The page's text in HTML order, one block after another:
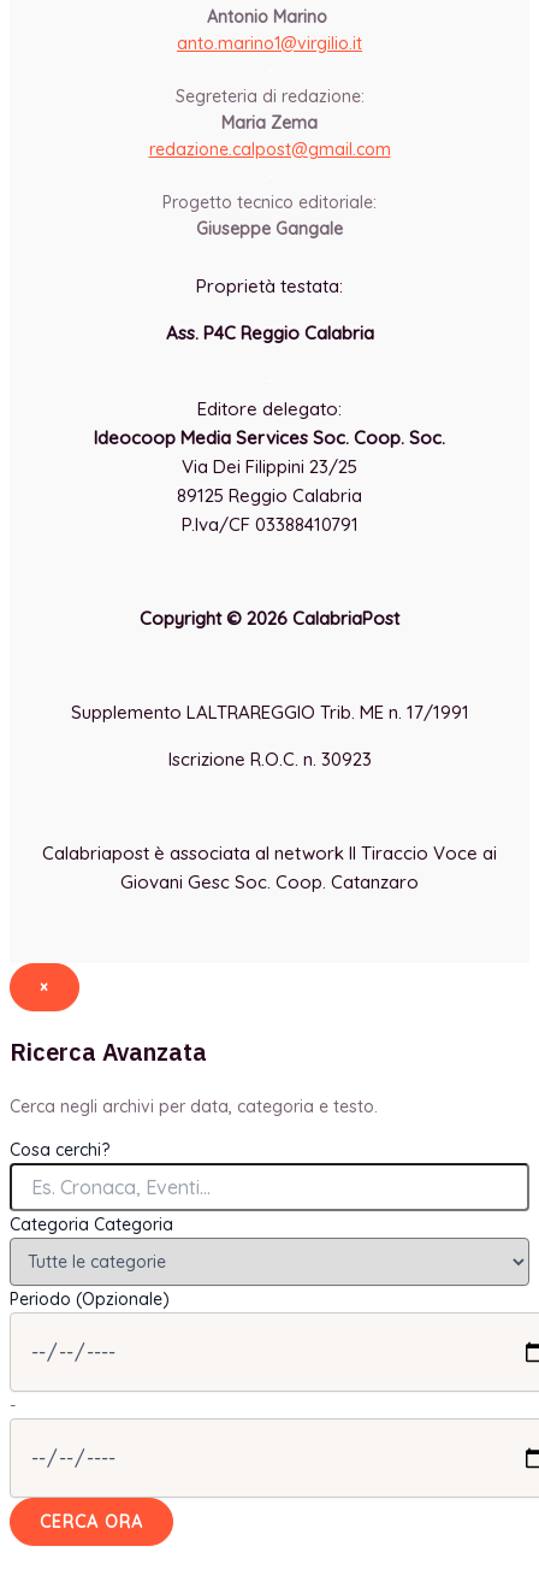
Antonio Marino
anto.marino1@virgilio.it
Segreteria di redazione:
Maria Zema
redazione.calpost@gmail.com
Progetto tecnico editoriale:
Giuseppe Gangale
Proprietà testata:
Ass. P4C Reggio Calabria
Editore delegato:
Ideocoop Media Services Soc. Coop. Soc.
Via Dei Filippini 23/25
89125 Reggio Calabria
P.Iva/CF 03388410791
Copyright © 2026 CalabriaPost
Supplemento LALTRAREGGIO Trib. ME n. 17/1991
Iscrizione R.O.C. n. 30923
Calabriapost è associata al network Il Tiraccio Voce ai
Giovani Gesc Soc. Coop. Catanzaro
×
Ricerca Avanzata
Cerca negli archivi per data, categoria e testo.
Cosa cerchi?
Categoria Categoria
Periodo (Opzionale)
-
CERCA ORA